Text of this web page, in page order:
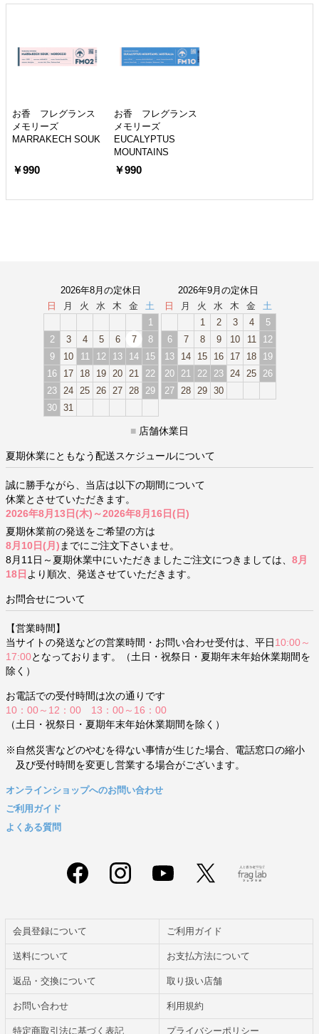
お香 フレグランス
メモリーズ
MARRAKECH SOUK
￥990
お香 フレグランス
メモリーズ
EUCALYPTUS
MOUNTAINS
￥990
2026年8月の定休日
日
月 火 水 木 金
土
1
2
3 4 5 6 7
8
9
10 11 12 13 14
15
16
17 18 19 20 21
22
23
24 25 26 27 28
29
30 31
2026年9月の定休日
日
月 火 水 木 金
土
1
2 3 4
5
6
7 8 9 10 11
12
13
14 15 16 17 18
19
20
21 22 23 24 25
26
27
28 29 30
■ 店舗休業日
夏期休業にともなう配送スケジュールについて
誠に勝手ながら、当店は以下の期間について
休業とさせていただきます。
2026年8月13日(木)～2026年8月16日(日)
夏期休業前の発送をご希望の方は
8月10日(月) までにご注文下さいませ。
8月11日～夏期休業中にいただきましたご注文につきましては、 8月
18日 より順次、発送させていただきます。
お問合せについて
【営業時間】
当サイトの発送などの営業時間・お問い合わせ受付は、平日 10:00～
17:00となっております。（土日・祝祭日・夏期年末年始休業期間を
除く）
お電話での受付時間は次の通りです
10：00～12：00 13：00～16：00
（土日・祝祭日・夏期年末年始休業期間を除く）
※自然災害などのやむを得ない事情が生じた場合、電話窓口の縮小
及び受付時間を変更し営業する場合がございます。
オンラインショップへのお問い合わせ
ご利用ガイド
よくある質問
会員登録について ご利用ガイド
送料について お支払方法について
返品・交換について 取り扱い店舗
お問い合わせ 利用規約
特定商取引法に基づく表記 プライバシーポリシー